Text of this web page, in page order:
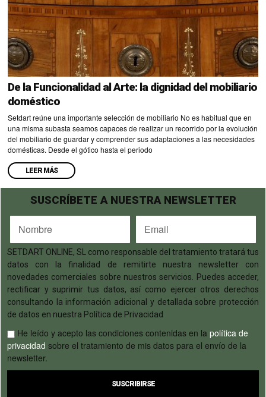
De la Funcionalidad al Arte: la dignidad del mobiliario
doméstico
Setdart reúne una importante selección de mobiliario No es habitual que en
una misma subasta seamos capaces de realizar un recorrido por la evolución
del mobiliario de guardar y comprender sus adaptaciones a las necesidades
domésticas. Desde el gótico hasta el periodo
LEER MÁS
SUSCRÍBETE A NUESTRA NEWSLETTER
SETDART ONLINE, SL como responsable del tratamiento tratará tus
datos con la finalidad de remitirte nuestra newsletter con
novedades comerciales sobre nuestros servicios. Puedes acceder,
rectificar y suprimir tus datos, así como ejercer otros derechos
consultando la información adicional y detallada sobre protección
de datos en nuestra Política de Privacidad
He leído y acepto las condiciones contenidas en la política de
privacidad sobre el tratamiento de mis datos para el envío de la
newsletter.